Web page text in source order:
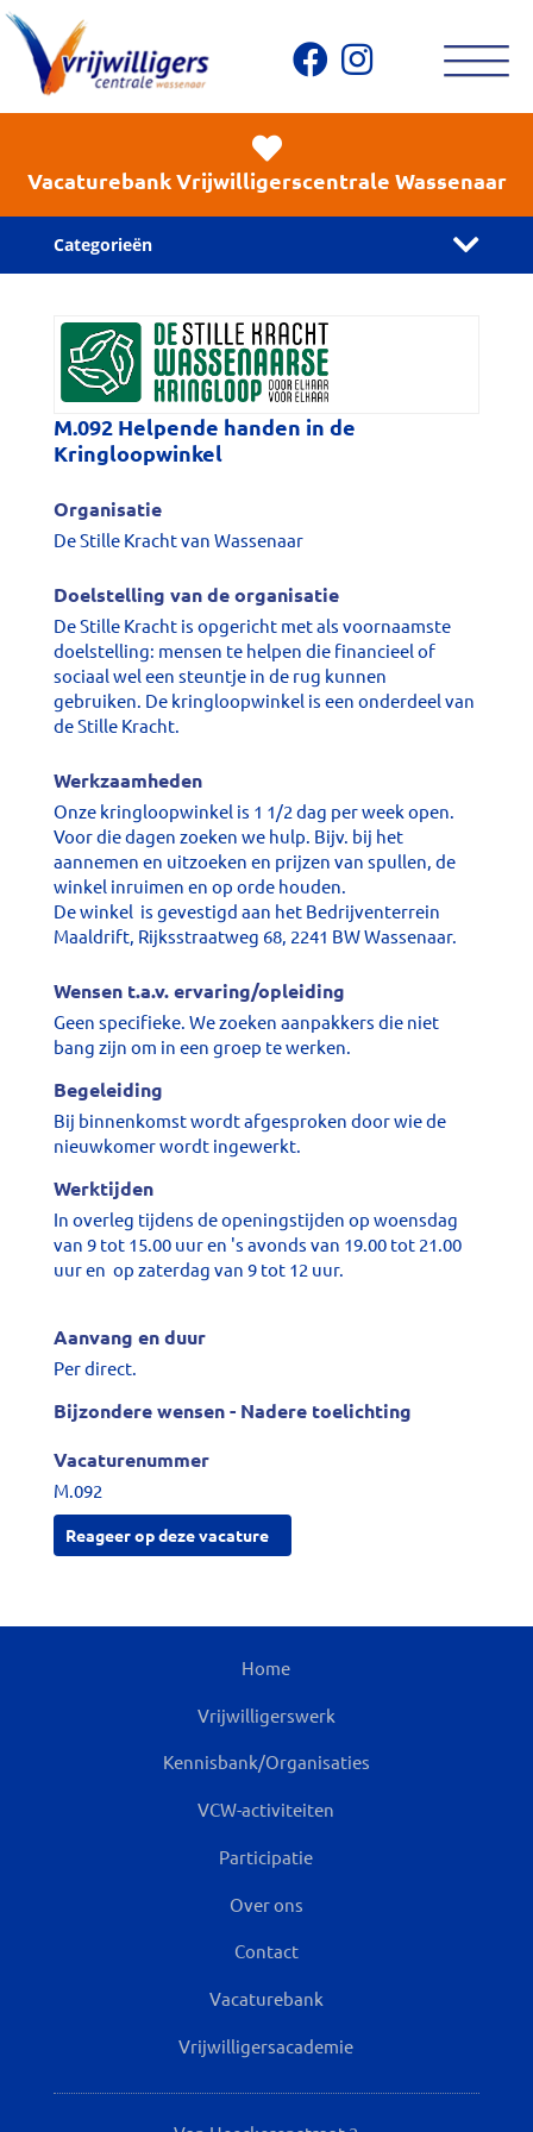
Vacaturebank Vrijwilligerscentrale Wassenaar
Categorieën
M.092 Helpende handen in de
Kringloopwinkel
Organisatie
De Stille Kracht van Wassenaar
Doelstelling van de organisatie
De Stille Kracht is opgericht met als voornaamste
doelstelling: mensen te helpen die financieel of
sociaal wel een steuntje in de rug kunnen
gebruiken. De kringloopwinkel is een onderdeel van
de Stille Kracht.
Werkzaamheden
Onze kringloopwinkel is 1 1/2 dag per week open.
Voor die dagen zoeken we hulp. Bijv. bij het
aannemen en uitzoeken en prijzen van spullen, de
winkel inruimen en op orde houden.
De winkel is gevestigd aan het Bedrijventerrein
Maaldrift, Rijksstraatweg 68, 2241 BW Wassenaar.
Wensen t.a.v. ervaring/opleiding
Geen specifieke. We zoeken aanpakkers die niet
bang zijn om in een groep te werken.
Begeleiding
Bij binnenkomst wordt afgesproken door wie de
nieuwkomer wordt ingewerkt.
Werktijden
In overleg tijdens de openingstijden op woensdag
van 9 tot 15.00 uur en 's avonds van 19.00 tot 21.00
uur en op zaterdag van 9 tot 12 uur.
Aanvang en duur
Per direct.
Bijzondere wensen - Nadere toelichting
Vacaturenummer
M.092
Reageer op deze vacature
Home
Vrijwilligerswerk
Kennisbank/Organisaties
VCW-activiteiten
Participatie
Over ons
Contact
Vacaturebank
Vrijwilligersacademie